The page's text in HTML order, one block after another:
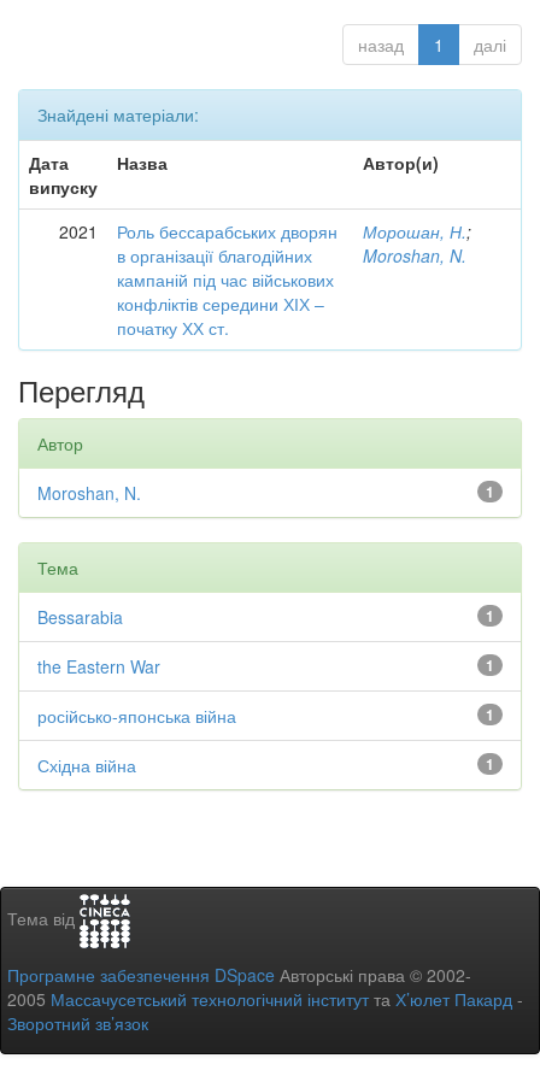
назад 1 далі
Знайдені матеріали:
Дата
випуску
Назва Автор(и)
2021
Роль бессарабських дворян
в організації благодійних
кампаній під час військових
конфліктів середини ХІХ –
початку ХХ ст.
Морошан, Н.;
Moroshan, N.
Перегляд
Автор
1
Moroshan, N.
Тема
1
Bessarabia
1
the Eastern War
1
російсько-японська війна
1
Східна війна
Тема від
Програмне забезпечення DSpace Авторські права © 2002-
2005 Массачусетський технологічний інститутта Х’юлет Пакард -
Зворотний зв’язок